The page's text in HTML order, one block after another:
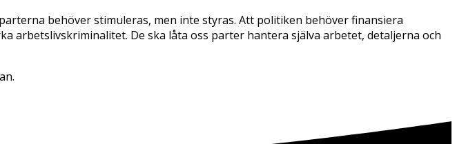
behöver stimuleras, men inte styras. Att politiken behöver finansiera
arbetslivskriminalitet. De ska låta oss parter hantera själva arbetet, detaljerna och